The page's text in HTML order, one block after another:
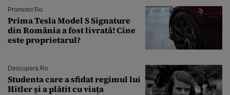
Promotor.ro
Prima Tesla Model S Signature
din România a fost livrată! Cine
este proprietarul?
Descopera.ro
Studenta care a sfidat regimul lui
Hitler și a plătit cu viața